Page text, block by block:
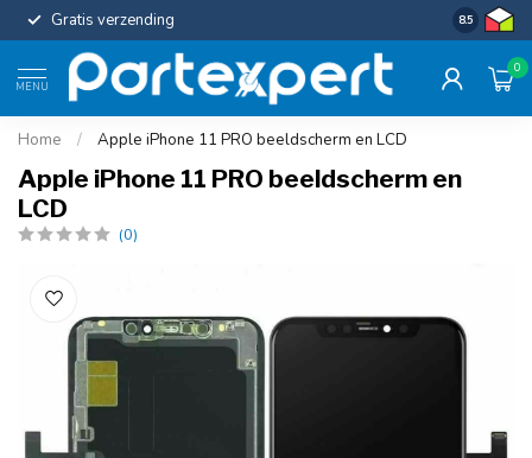
Gratis verzending Uniforme
8.5
MENU
0
Home / Apple iPhone 11 PRO beeldscherm en LCD
Apple iPhone 11 PRO beeldscherm en
LCD
(0)